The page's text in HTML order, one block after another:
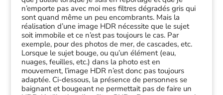
n’emporte pas avec moi mes filtres dégradés gris qui
sont quand même un peu encombrants. Mais la
réalisation d’une image HDR nécessite que le sujet
soit immobile et ce n’est pas toujours le cas. Par
exemple, pour des photos de mer, de cascades, etc.
Lorsque le sujet bouge, ou qu’un élément (eau,
nuages, feuilles, etc.) dans la photo est en
mouvement, l’image HDR n’est donc pas toujours
adaptée. Ci-dessous, la présence de personnes se
baignant et bougeant ne permettait pas de faire un